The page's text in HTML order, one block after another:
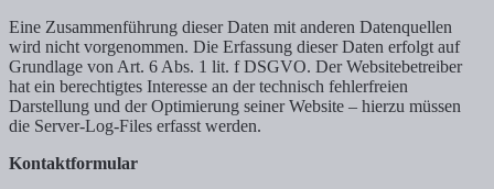
Eine Zusammenführung dieser Daten mit anderen Datenquellen
wird nicht vorgenommen. Die Erfassung dieser Daten erfolgt auf
Grundlage von Art. 6 Abs. 1 lit. f DSGVO. Der Websitebetreiber
hat ein berechtigtes Interesse an der technisch fehlerfreien
Darstellung und der Optimierung seiner Website – hierzu müssen
die Server-Log-Files erfasst werden.
Kontaktformular